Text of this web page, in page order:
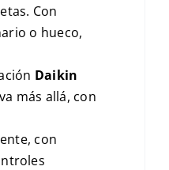
Con
o hueco,
Daikin
más allá, con
con